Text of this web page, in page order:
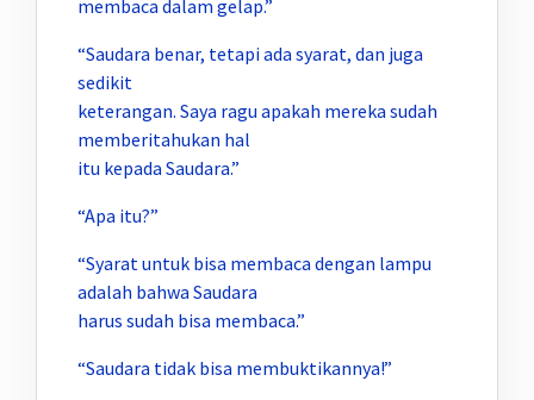
membaca dalam gelap.”
“Saudara benar, tetapi ada syarat, dan juga
sedikit
keterangan. Saya ragu apakah mereka sudah
memberitahukan hal
itu kepada Saudara.”
“Apa itu?”
“Syarat untuk bisa membaca dengan lampu
adalah bahwa Saudara
harus sudah bisa membaca.”
“Saudara tidak bisa membuktikannya!”